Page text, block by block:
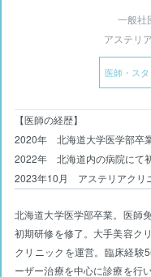
一般社
アステリ
医師・ス
【医師の経歴】
2020年 北海道大学医学部卒
2022年 北海道内の病院にて
2023年10月 アステリアクリ
北海道大学医学部卒業。医師
初期研修を修了。大手美容ク
クリニックを運営。臨床経験
ーザー治療を中心に診療を行